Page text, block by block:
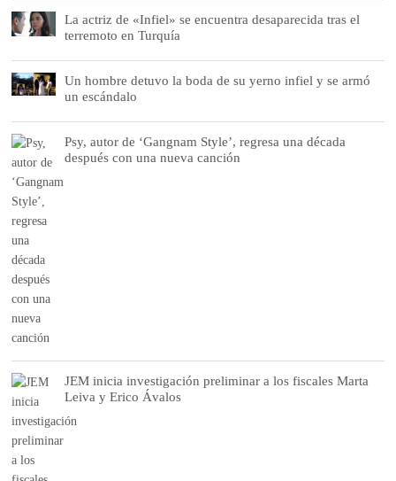
La actriz de «Infiel» se encuentra desaparecida tras el
terremoto en Turquía
Un hombre detuvo la boda de su yerno infiel y se armó
un escándalo
Psy, autor de ‘Gangnam Style’, regresa una década
después con una nueva canción
JEM inicia investigación preliminar a los fiscales Marta
Leiva y Erico Ávalos